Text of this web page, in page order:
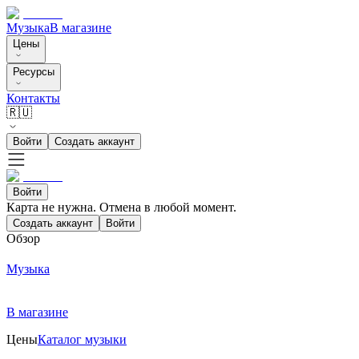
МузыкаВ магазине
Цены
Ресурсы
Контакты
🇷🇺
Войти Создать аккаунт
Войти
Карта не нужна. Отмена в любой момент.
Создать аккаунт Войти
Обзор
Музыка
В магазине
ЦеныКаталог музыки